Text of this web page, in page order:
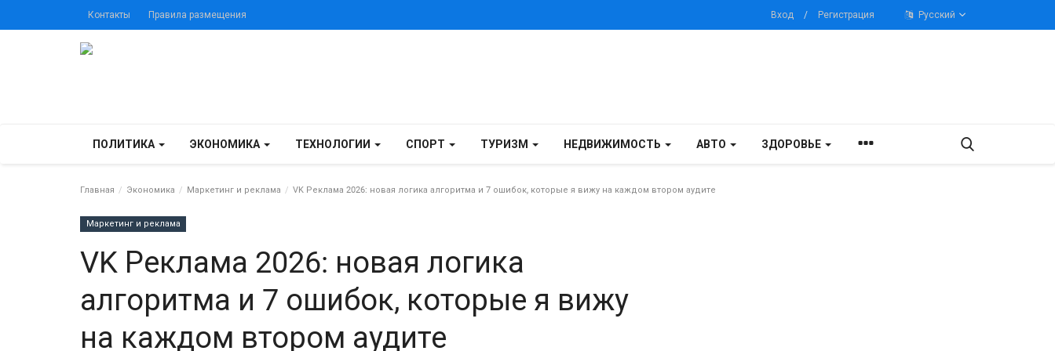
Контакты Правила размещения Вход / Регистрация Русский
ПОЛИТИКА ЭКОНОМИКА ТЕХНОЛОГИИ СПОРТ ТУРИЗМ НЕДВИЖИМОСТЬ АВТО ЗДОРОВЬЕ
Главная Экономика Маркетинг и реклама VK Реклама 2026: новая логика алгоритма и 7 ошибок, которые я вижу на каждом втором аудите
Маркетинг и реклама
VK Реклама 2026: новая логика
алгоритма и 7 ошибок, которые я вижу
на каждом втором аудите